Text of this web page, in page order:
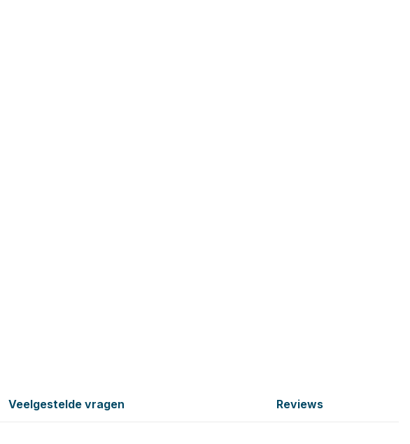
Veelgestelde vragen Reviews